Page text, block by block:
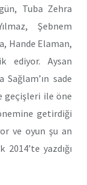
Tuba Zehra
Şebnem
Hande Elaman,
ediyor. Aysan
sade
geçişleri ile öne
getirdiği
ve oyun şu an
yazdığı